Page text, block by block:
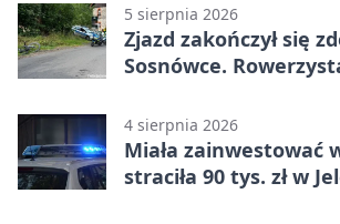
5 sierpnia 2026
Zjazd zakończył się
Sosnówce.
4 sierpnia 2026
Miała zainwestować
straciła 90 tys. zł w